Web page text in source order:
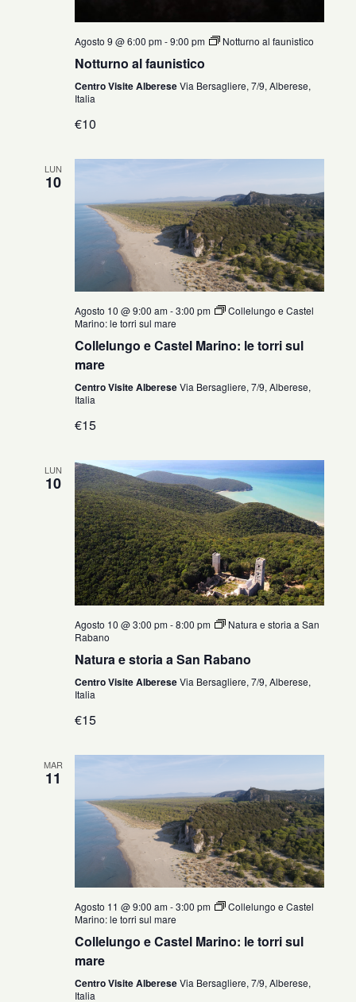
Agosto 9 @ 6:00 pm-9:00 pm Notturno al faunistico
Notturno al faunistico
Centro Visite AlbereseVia Bersagliere, 7/9, Alberese,
Italia
€10
LUN
10
Agosto 10 @ 9:00 am-3:00 pm
Collelungo e Castel
Marino: le torri sul mare
Collelungo e Castel Marino: le torri sul
mare
Centro Visite AlbereseVia Bersagliere, 7/9, Alberese,
Italia
€15
LUN
10
Agosto 10 @ 3:00 pm-8:00 pm
Natura e storia a San
Rabano
Natura e storia a San Rabano
Centro Visite AlbereseVia Bersagliere, 7/9, Alberese,
Italia
€15
MAR
11
Agosto 11 @ 9:00 am-3:00 pm
Collelungo e Castel
Marino: le torri sul mare
Collelungo e Castel Marino: le torri sul
mare
Centro Visite AlbereseVia Bersagliere, 7/9, Alberese,
Italia